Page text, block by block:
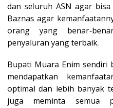
dan seluruh ASN agar
Baznas agar
orang yang benar-
penyaluran yang terbaik.
Bupati Muara Enim sendiri
mendapatkan
optimal dan lebih banyak
juga meminta semua